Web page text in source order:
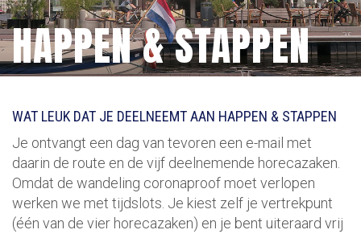
HAPPEN & STAPPEN
WAT LEUK DAT JE DEELNEEMT AAN HAPPEN & STAPPEN
Je ontvangt een dag van tevoren een e-mail met
daarin de route en de vijf deelnemende horecazaken.
Omdat de wandeling coronaproof moet verlopen
werken we met tijdslots. Je kiest zelf je vertrekpunt
(één van de vier horecazaken) en je bent uiteraard vrij